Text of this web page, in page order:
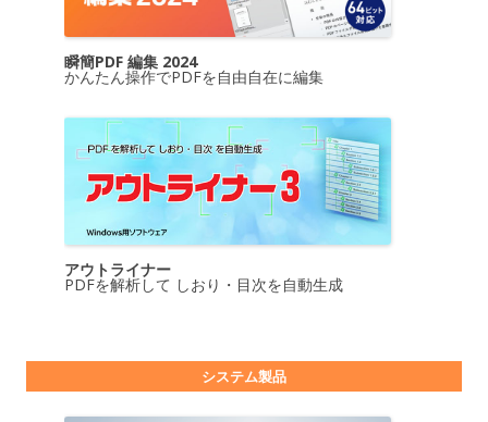
瞬簡PDF 編集 2024
かんたん操作でPDFを自由自在に編集
アウトライナー
PDFを解析して しおり・目次を自動生成
システム製品